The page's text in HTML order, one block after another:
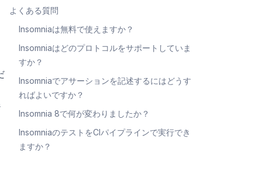
よくある質問
Insomniaは無料で使えますか？
Insomniaはどのプロトコルをサポートしていま
すか？
Insomniaでアサーションを記述するにはどうす
ればよいですか？
Insomnia 8で何が変わりましたか？
InsomniaのテストをCIパイプラインで実行でき
ますか？